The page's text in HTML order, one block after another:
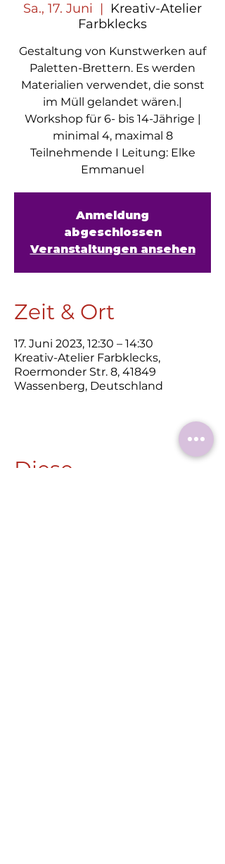
Sa., 17. Juni
  |
Kreativ-Atelier
Farbklecks
Gestaltung von Kunstwerken auf
Paletten-Brettern. Es werden
Materialien verwendet, die sonst
im Müll gelandet wären.|
Workshop für 6- bis 14-Jährige |
minimal 4, maximal 8
Teilnehmende I Leitung: Elke
Emmanuel
Anmeldung
abgeschlossen
Veranstaltungen ansehen
Zeit & Ort
17. Juni 2023, 12:30 – 14:30
Kreativ-Atelier Farbklecks,
Roermonder Str. 8, 41849
Wassenberg, Deutschland
Diese